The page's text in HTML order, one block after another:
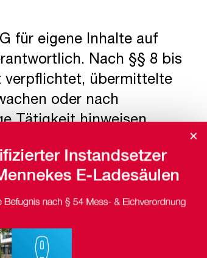
für eigene Inhalte auf
Nach §§ 8 bis
verpflichtet, übermittelte
oder nach
Tätigkeit hinweisen.
Nutzung von
hiervon unberührt.
Zeitpunkt der Kenntnis
von
Inhalte umgehend
×